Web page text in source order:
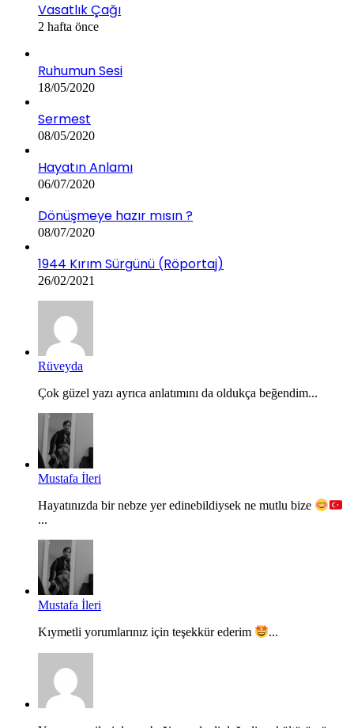
Vasatlık Çağı
2 hafta önce
Ruhumun Sesi
18/05/2020
Sermest
08/05/2020
Hayatın Anlamı
06/07/2020
Dönüşmeye hazır mısın ?
08/07/2020
1944 Kırım Sürgünü (Röportaj)
26/02/2021
Rüveyda
Çok güzel yazı ayrıca anlatımını da oldukça beğendim...
Mustafa İleri
Hayatınızda bir nebze yer edinebildiysek ne mutlu bize
...
Mustafa İleri
Kıymetli yorumlarınız için teşekkür ederim ...